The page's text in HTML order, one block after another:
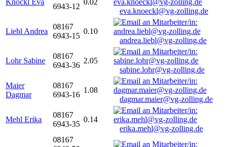
Knöckl Eva
6943-12
0.02
eva.knoeckl@vg-zolling.de
Liebl Andrea
08167
6943-15
0.10
andrea.liebl@vg-zolling.de
Lohr Sabine
08167
6943-36
2.05
sabine.lohr@vg-zolling.de
Maier
Dagmar
08167
6943-16
1.08
dagmar.maier@vg-zolling.de
Mehl Erika
08167
6943-35
0.14
erika.mehl@vg-zolling.de
08167